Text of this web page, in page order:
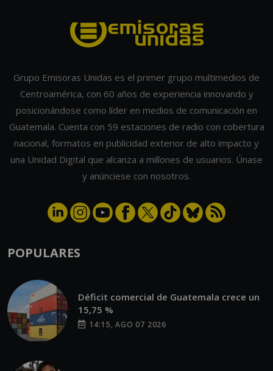
Grupo Emisoras Unidas es el primer grupo multimedios de
Centroamérica, con 60 años de experiencia innovando y
posicionándose como líder en medios de comunicación en
Guatemala. Cuenta con 59 estaciones de radio con cobertura
nacional, formatos en publicidad exterior de alto impacto y
una Unidad Digital que alcanza a millones de usuarios. Únase
y anúnciese con nosotros.
POPULARES
Déficit comercial de Guatemala crece un
15,75 %
14:15, AGO 07 2026